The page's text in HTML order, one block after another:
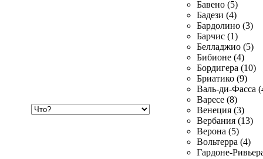
Бавено (5)
Бадези (4)
Бардолино (3)
Барчис (1)
Белладжио (5)
Бибионе (4)
Бордигера (10)
Бриатико (9)
Валь-ди-Фасса
Варесе (8)
Венеция (3)
Вербания (13)
Верона (5)
Вольтерра (4)
Гардоне-